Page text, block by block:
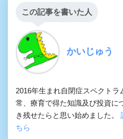
この記事を書いた人
かいじゅう
2016年生まれ自閉症スペクトラ
常、療育で得た知識及び投資に
き残せたらと思い始めました。
ちら